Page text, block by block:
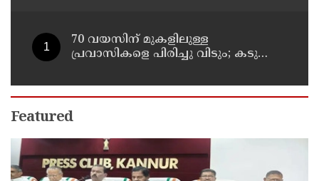
70 വയസിന് മുകളിലുള്ള
പ്രവാസികളെ പിരിച്ചു വിടും; കടുത്ത
Featured